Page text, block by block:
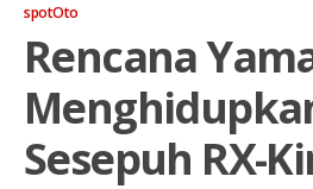
spotOto
Rencana
Sesepuh RX-